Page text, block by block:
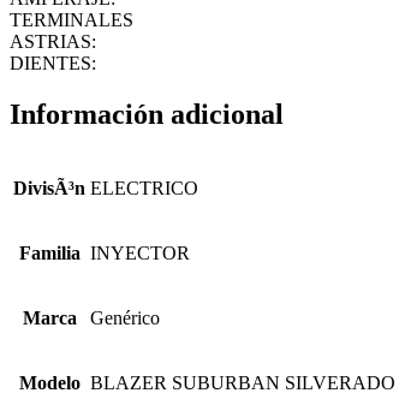
TERMINALES
ASTRIAS:
DIENTES:
Información adicional
DivisÃ³n ELECTRICO
Familia INYECTOR
Marca Genérico
Modelo BLAZER SUBURBAN SILVERADO